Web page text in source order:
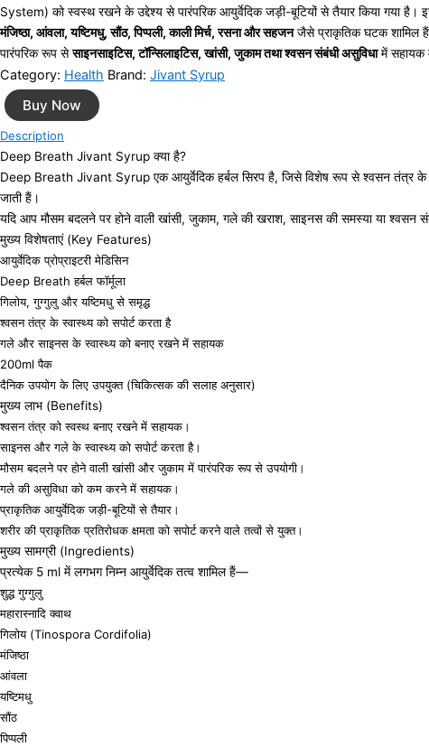
System) को स्वस्थ रखने के उद्देश्य से पारंपरिक आयुर्वेदिक जड़ी-बूटियों से तैयार किया गया है।
मंजिष्ठा, आंवला, यष्टिमधु, सौंठ, पिप्पली, काली मिर्च, रसना और सहजनजैसे प्राकृतिक घटक शामिल
पारंपरिक रूप सेसाइनसाइटिस, टॉन्सिलाइटिस, खांसी, जुकाम तथा श्वसन संबंधी असुविधामें सहायक
Category: Health Brand: Jivant Syrup
Buy Now
Description
Deep Breath Jivant Syrup क्या है?
Deep Breath Jivant Syrup एक आयुर्वेदिक हर्बल सिरप है, जिसे विशेष रूप से श्वसन तंत्र के
जाती हैं।
यदि आप मौसम बदलने पर होने वाली खांसी, जुकाम, गले की खराश, साइनस की समस्या या श्वसन
मुख्य विशेषताएं (Key Features)
आयुर्वेदिक प्रोप्राइटरी मेडिसिन
Deep Breath हर्बल फॉर्मूला
गिलोय, गुग्गुलु और यष्टिमधु से समृद्ध
श्वसन तंत्र के स्वास्थ्य को सपोर्ट करता है
गले और साइनस के स्वास्थ्य को बनाए रखने में सहायक
200ml पैक
दैनिक उपयोग के लिए उपयुक्त (चिकित्सक की सलाह अनुसार)
मुख्य लाभ (Benefits)
श्वसन तंत्र को स्वस्थ बनाए रखने में सहायक।
साइनस और गले के स्वास्थ्य को सपोर्ट करता है।
मौसम बदलने पर होने वाली खांसी और जुकाम में पारंपरिक रूप से उपयोगी।
गले की असुविधा को कम करने में सहायक।
प्राकृतिक आयुर्वेदिक जड़ी-बूटियों से तैयार।
शरीर की प्राकृतिक प्रतिरोधक क्षमता को सपोर्ट करने वाले तत्वों से युक्त।
मुख्य सामग्री (Ingredients)
प्रत्येक 5 ml में लगभग निम्न आयुर्वेदिक तत्व शामिल हैं—
शुद्ध गुग्गुलु
महारास्नादि क्वाथ
गिलोय (Tinospora Cordifolia)
मंजिष्ठा
आंवला
यष्टिमधु
सौंठ
पिप्पली